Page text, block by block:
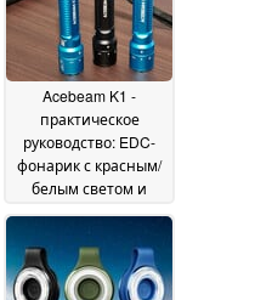
Acebeam K1 -
практическое
руководство: EDC-
фонарик с красным/
белым светом и
дополнительным